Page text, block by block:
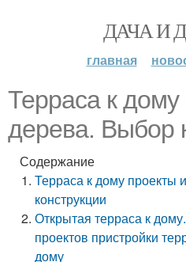
ДАЧА И
главная
Терраса к дому
дерева. Выбор
Содержание
Терраса к дому проекты
конструкции
Открытая терраса к
проектов пристройки
дому